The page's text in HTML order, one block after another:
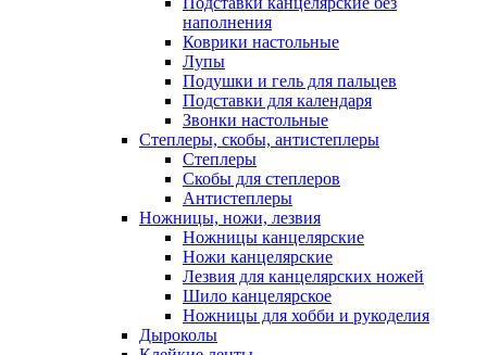
наполнения
Коврики настольные
Лупы
Подушки и гель для пальцев
Подставки для календаря
Звонки настольные
Степлеры, скобы, антистеплеры
Степлеры
Скобы для степлеров
Антистеплеры
Ножницы, ножи, лезвия
Ножницы канцелярские
Ножи канцелярские
Лезвия для канцелярских ножей
Шило канцелярское
Ножницы для хобби и рукоделия
Дыроколы